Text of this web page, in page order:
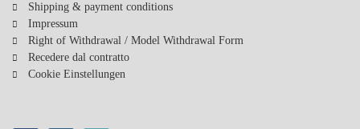
Shipping & payment conditions
Impressum
Right of Withdrawal / Model Withdrawal Form
Recedere dal contratto
Cookie Einstellungen